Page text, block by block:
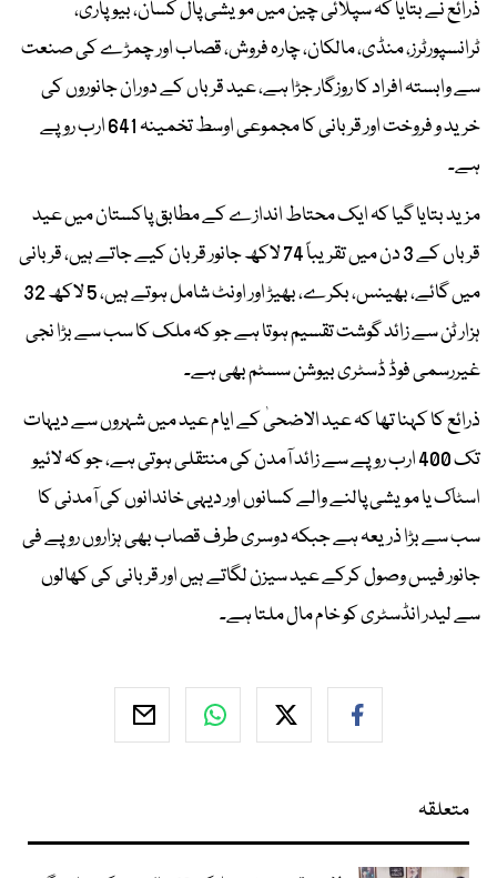
ذرائع نے بتایا کہ سپلائی چین میں مویشی پال کسان، بیوپاری،
ٹرانسپورٹرز، منڈی، مالکان، چارہ فروش، قصاب اور چمڑے کی صنعت
سے وابستہ افراد کا روزگار جڑا ہے، عید قرباں کے دوران جانوروں کی
خرید و فروخت اور قربانی کا مجموعی اوسط تخمینہ 641 ارب روپے
ہے۔
مزید بتایا گیا کہ ایک محتاط اندازے کے مطابق پاکستان میں عید
قرباں کے 3 دن میں تقریباً 74 لاکھ جانور قربان کیے جاتے ہیں، قربانی
میں گائے، بھینس، بکرے، بھیڑ اور اونٹ شامل ہوتے ہیں، 5 لاکھ 32
ہزار ٹن سے زائد گوشت تقسیم ہوتا ہے جو کہ ملک کا سب سے بڑا نجی
غیررسمی فوڈ ڈسٹری بیوشن سسٹم بھی ہے۔
ذرائع کا کہنا تھا کہ عید الاضحیٰ کے ایام عید میں شہروں سے دیہات
تک 400 ارب روپے سے زائد آمدن کی منتقلی ہوتی ہے، جو کہ لائیو
اسٹاک یا مویشی پالنے والے کسانوں اور دیہی خاندانوں کی آمدنی کا
سب سے بڑا ذریعہ ہے جبکہ دوسری طرف قصاب بھی ہزاروں روپے فی
جانور فیس وصول کرکے عید سیزن لگاتے ہیں اور قربانی کی کھالوں
سے لیدر انڈسٹری کو خام مال ملتا ہے۔
متعلقہ